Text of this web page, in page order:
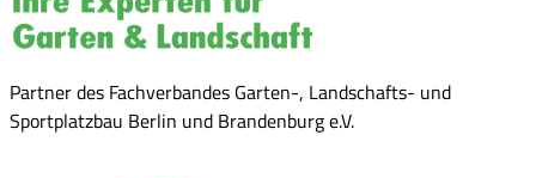
Partner des Fachverbandes Garten-, Landschafts- und
Sportplatzbau Berlin und Brandenburg e.V.